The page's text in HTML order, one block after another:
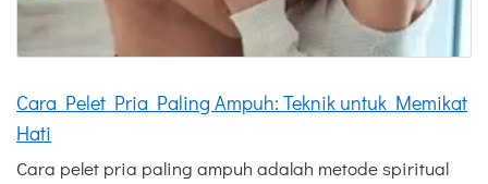
Cara Pelet Pria Paling Ampuh: Teknik untuk Memikat
Hati
Cara pelet pria paling ampuh adalah metode spiritual